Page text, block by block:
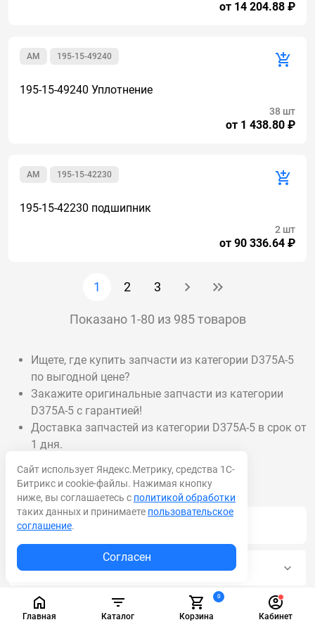
Главная Каталог
0
Корзина Кабинет
от 14 204.88 ₽
195-15-49240
AM
195-15-49240 Уплотнение
от 1 438.80 ₽
38 шт
195-15-42230
AM
195-15-42230 подшипник
от 90 336.64 ₽
2 шт
1 2 3
Показано 1-80 из 985 товаров
Ищете, где купить запчасти из категории D375A-5
по выгодной цене?
Закажите оригинальные запчасти из категории
D375A-5 с гарантией!
Доставка запчастей из категории D375A-5 в срок от
1 дня.
Акционные товары
Масла и смазки
Режущий инструмент
Сайт использует Яндекс.Метрику, средства 1С-
Битрикс и cookie-файлы. Нажимая кнопку
ниже, вы соглашаетесь с политикой обработки
таких данных и принимаете пользовательское
соглашение.
Согласен